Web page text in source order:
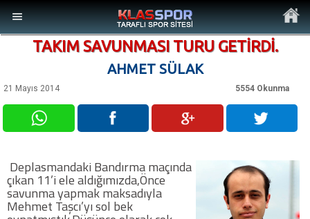
MENÜ
Son Dakika Haberler
TAKIM SAVUNMASI TURU GETİRDİ.
AHMET SÜLAK
21 Mayıs 2014 5554 Okunma
Deplasmandaki Bandırma maçında
çıkan 11’i ele aldığımızda,Önce
savunma yapmak maksadıyla
Mehmet Taşcı’yı sol bek